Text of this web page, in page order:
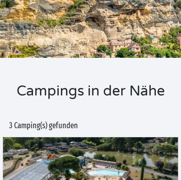
Campings in der Nähe
3 Camping(s) gefunden